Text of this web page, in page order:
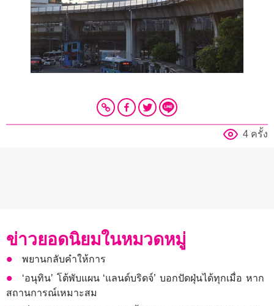
4 ครั้ง
ข่าวยอดนิยมในหมวดหมู่
พยานกลับคำให้การ
‘อนุทิน’ โต้พับแผน ‘แลนด์บริดจ์’ บอกปัดฝุ่นได้ทุกเมื่อ หาก
สถานการณ์เหมาะสม